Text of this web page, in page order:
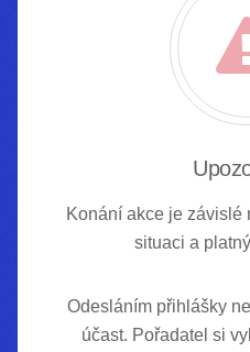
Konání akce je závislé
situaci a
Odesláním přihlášky
účast. Pořadatel si